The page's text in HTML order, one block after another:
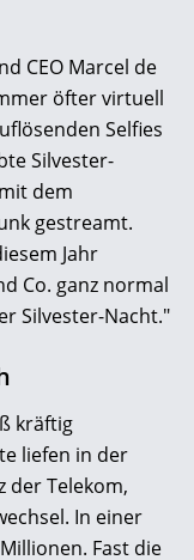
CEO Marcel de
öfter virtuell
Selfies
Silvester-
dem
gestreamt.
Jahr
Co. ganz normal
Silvester-Nacht."
kräftig
liefen in der
der Telekom,
In einer
Fast die